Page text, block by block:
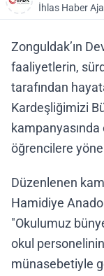
İhlas Haber
Zonguldak’ın
faaliyetlerin,
tarafından
Kardeşliğimizi
öğrencilere
Düzenlenen
Hamidiye
"Okulumuz
okul personelinin
münasebetiyle